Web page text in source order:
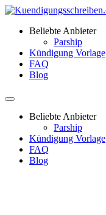
Beliebte Anbieter
Parship
Kündigung Vorlage
FAQ
Blog
Beliebte Anbieter
Parship
Kündigung Vorlage
FAQ
Blog